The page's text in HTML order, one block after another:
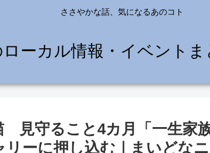
ささやかな話、気になるあのコト
ーカル情報・イベント
見守ること4カ月「一生家
ーに押し込む｜まいどな